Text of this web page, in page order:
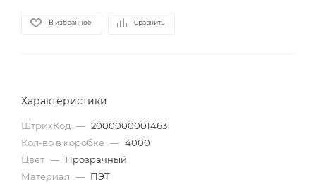
В избранное Сравнить
Характеристики
ШтрихКод — 2000000001463
Кол-во в коробке — 4000
Цвет — Прозрачный
Материал — ПЭТ